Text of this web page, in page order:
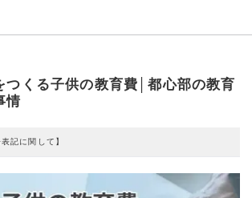
つくる子供の教育費│都心部の教育
情
記に関して】
業から紹介報酬が支払われるという収益モデルです。 た
拠なくPRするものではなく、当編集部の調査／ユーザー